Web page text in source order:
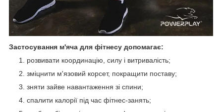
Застосування м'яча для фітнесу допомагає:
розвивати координацію, силу і витривалість;
зміцнити м'язовий корсет, покращити поставу;
зняти зайве навантаження зі спини;
спалити калорії під час фітнес-занять;